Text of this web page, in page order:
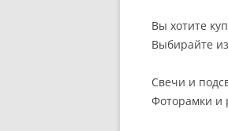
Вы хотите
Выбирайте
Свечи и
Фоторамки и